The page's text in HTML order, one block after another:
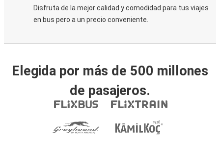
Disfruta de la mejor calidad y comodidad para tus viajes
en bus pero a un precio conveniente.
Elegida por más de 500 millones
de pasajeros.